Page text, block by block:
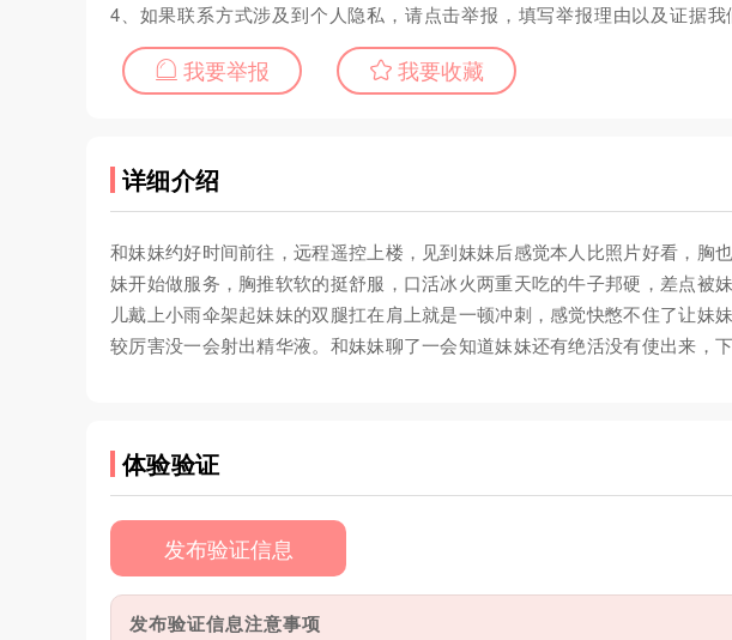
4、如果联系方式涉及到个人隐私，请点击举报，填写举报理由以及证据我
我要举报 我要收藏
详细介绍
和妹妹约好时间前往，远程遥控上楼，见到妹妹后感觉本人比照片好看，胸
妹开始做服务，胸推软软的挺舒服，口活冰火两重天吃的牛子邦硬，差点被
儿戴上小雨伞架起妹妹的双腿扛在肩上就是一顿冲刺，感觉快憋不住了让妹
较厉害没一会射出精华液。和妹妹聊了一会知道妹妹还有绝活没有使出来，
体验验证
发布验证信息
发布验证信息注意事项